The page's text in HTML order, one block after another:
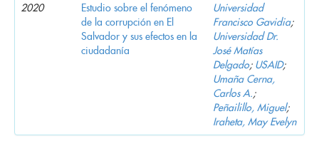
2020
Estudio sobre el fenómeno
de la corrupción en El
Salvador y sus efectos en la
ciudadanía
Universidad
Francisco Gavidia;
Universidad Dr.
José Matías
Delgado; USAID;
Umaña Cerna,
Carlos A.;
Peñailillo, Miguel;
Iraheta, May Evelyn